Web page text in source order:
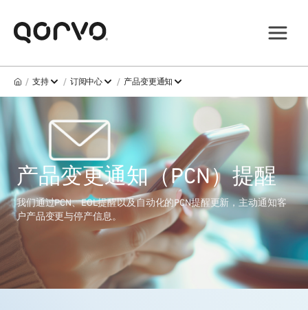
/ 支持 / 订阅中心 / 产品变更通知
产品变更通知（PCN）提醒
我们通过PCN、EOL提醒以及自动化的PCN提醒更新，主动通知客
户产品变更与停产信息。